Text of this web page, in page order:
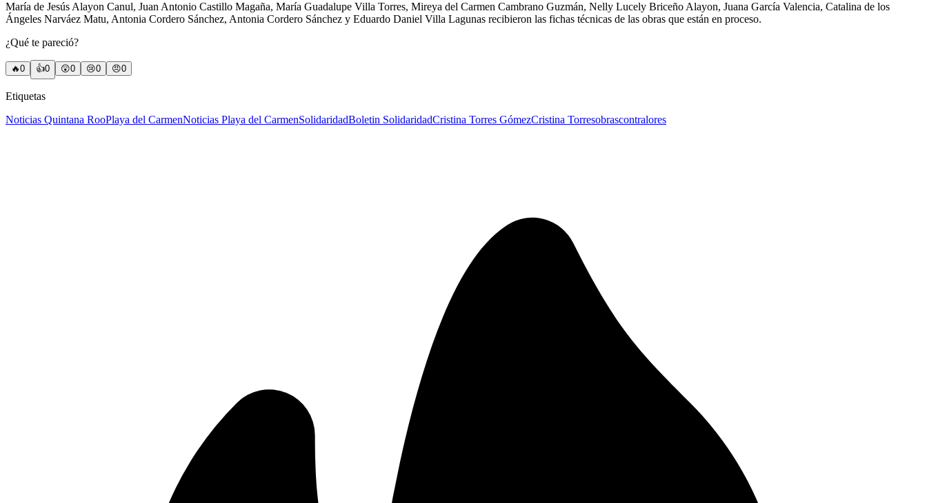
María de Jesús Alayon Canul, Juan Antonio Castillo Magaña, María Guadalupe Villa Torres, Mireya del Carmen Cambrano Guzmán, Nelly Lucely Briceño Alayon, Juana García Valencia, Catalina de los
Ángeles Narváez Matu, Antonia Cordero Sánchez, Antonia Cordero Sánchez y Eduardo Daniel Villa Lagunas recibieron las fichas técnicas de las obras que están en proceso.
¿Qué te pareció?
🔥0 👍0 😲0 😢0 😠0
Etiquetas
Noticias Quintana RooPlaya del CarmenNoticias Playa del CarmenSolidaridadBoletin SolidaridadCristina Torres GómezCristina Torresobrascontralores